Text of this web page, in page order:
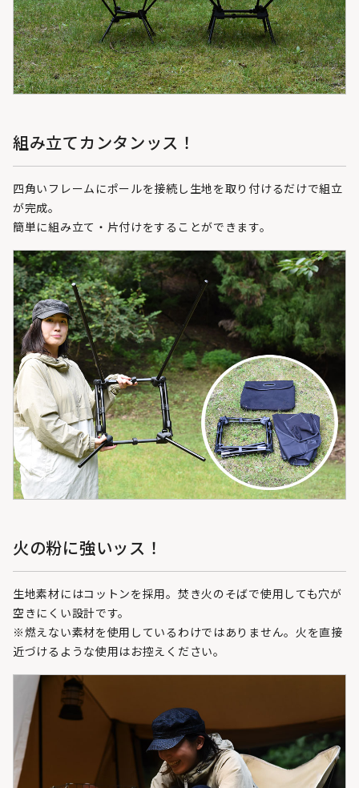
組み立てカンタンッス！
四角いフレームにポールを接続し生地を取り付けるだけで組立
が完成。
簡単に組み立て・片付けをすることができます。
火の粉に強いッス！
生地素材にはコットンを採用。焚き火のそばで使用しても穴が
空きにくい設計です。
※燃えない素材を使用しているわけではありません。火を直接
近づけるような使用はお控えください。